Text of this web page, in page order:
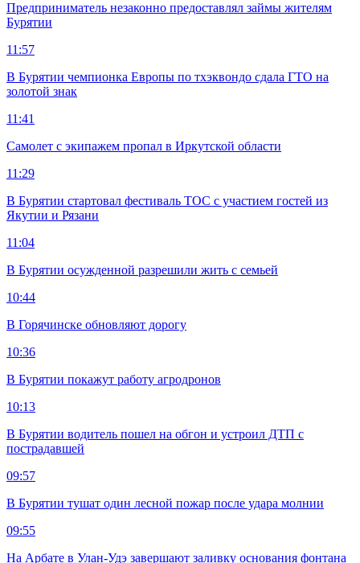
Предприниматель незаконно предоставлял займы жителям
Бурятии
11:57
В Бурятии чемпионка Европы по тхэквондо сдала ГТО на
золотой знак
11:41
Самолет с экипажем пропал в Иркутской области
11:29
В Бурятии стартовал фестиваль ТОС с участием гостей из
Якутии и Рязани
11:04
В Бурятии осужденной разрешили жить с семьей
10:44
В Горячинске обновляют дорогу
10:36
В Бурятии покажут работу агродронов
10:13
В Бурятии водитель пошел на обгон и устроил ДТП с
пострадавшей
09:57
В Бурятии тушат один лесной пожар после удара молнии
09:55
На Арбате в Улан-Удэ завершают заливку основания фонтана